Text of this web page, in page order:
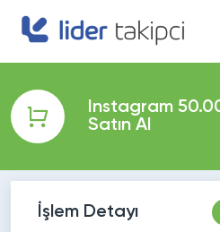
Instagram
Satın Al
İşlem Detayı